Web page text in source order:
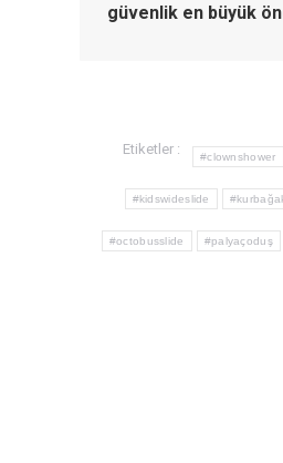
güvenlik en büyük
Etiketler : #clownshower
#kidswideslide
#octobusslide #palyaçoduş